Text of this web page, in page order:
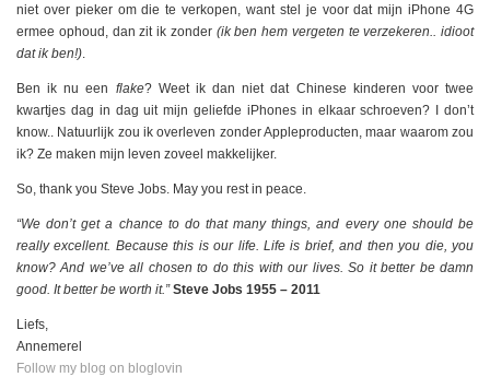
niet over pieker om die te verkopen, want stel je voor dat mijn iPhone 4G
ermee ophoud, dan zit ik zonder (ik ben hem vergeten te verzekeren.. idioot
dat ik ben!).
Ben ik nu een flake? Weet ik dan niet dat Chinese kinderen voor twee
kwartjes dag in dag uit mijn geliefde iPhones in elkaar schroeven? I don’t
know.. Natuurlijk zou ik overleven zonder Appleproducten, maar waarom zou
ik? Ze maken mijn leven zoveel makkelijker.
So, thank you Steve Jobs. May you rest in peace.
“We don’t get a chance to do that many things, and every one should be
really excellent. Because this is our life. Life is brief, and then you die, you
know? And we’ve all chosen to do this with our lives. So it better be damn
good. It better be worth it.”Steve Jobs 1955 – 2011
Liefs,
Annemerel
Follow my blog on bloglovin